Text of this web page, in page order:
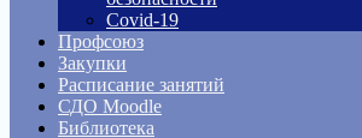
Covid-19
Профсоюз
Закупки
Расписание занятий
СДО Moodle
Библиотека